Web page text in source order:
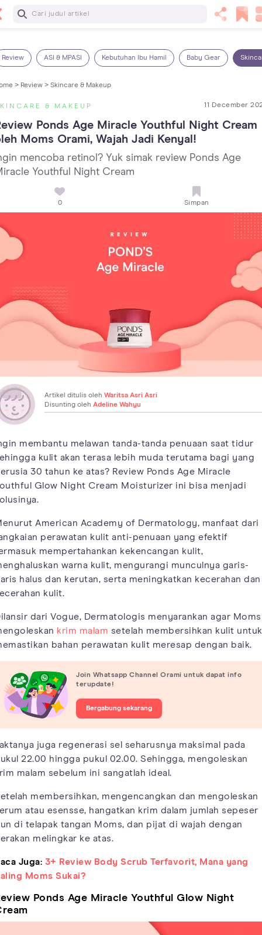
Baca Selanjutnya
Review ASI & MPASI Kebutuhan Ibu Hamil Baby Gear
> Review > Skincare & Makeup
& MAKEUP 11 December
Ponds Age Miracle Youthful Night Cream
Moms Orami, Wajah Jadi Kenyal!
mencoba retinol? Yuk simak review Ponds Age
Youthful Night Cream
0 Simpan
Artikel ditulis oleh Waritsa Asri Asri
Disunting oleh Adeline Wahyu
membantu melawan tanda-tanda penuaan saat tidur
kulit akan terasa lebih muda terutama bagi yang
30 tahun ke atas? Review Ponds Age Miracle
Glow Night Cream Moisturizer ini bisa menjadi
American Academy of Dermatology, manfaat dari
perawatan kulit anti-penuaan yang efektif
mempertahankan kekencangan kulit,
warna kulit, mengurangi munculnya garis-
halus dan kerutan, serta meningkatkan kecerahan dan
kulit.
dari Vogue, Dermatologis menyarankan agar Moms
krim malam setelah membersihkan kulit untuk
bahan perawatan kulit meresap dengan baik.
Join Whatsapp Channel Orami untuk dapat info
terupdate!
Bergabung sekarang
juga regenerasi sel seharusnya maksimal pada
22.00 hingga pukul 02.00. Sehingga, mengoleskan
malam sebelum ini sangatlah ideal.
membersihkan, mengencangkan dan mengoleskan
atau esensse, hangatkan krim dalam jumlah sepeser
di telapak tangan Moms, dan pijat di wajah dengan
melingkar ke atas.
Juga: 3+ Review Body Scrub Terfavorit, Mana yang
Moms Sukai?
Ponds Age Miracle Youthful Glow Night